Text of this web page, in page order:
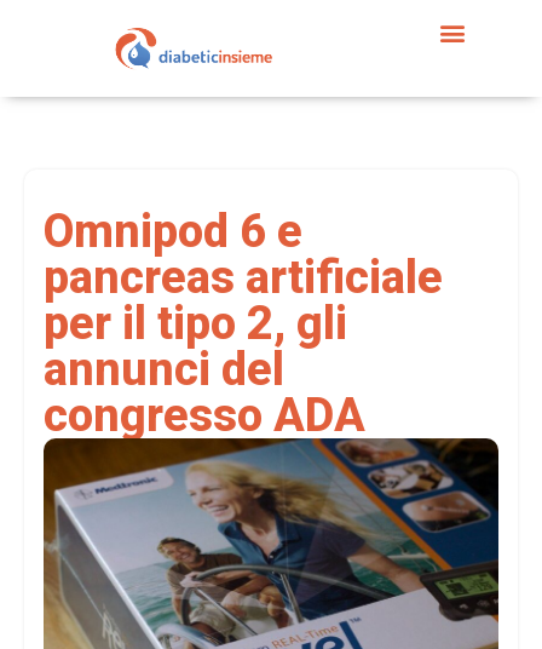
Omnipod 6 e
pancreas artificiale
per il tipo 2, gli
annunci del
congresso ADA